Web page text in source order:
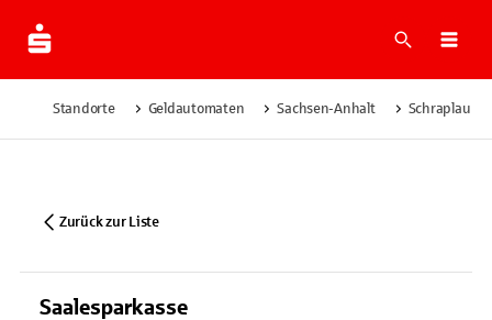
Suche
Standorte Geldautomaten Sachsen-Anhalt Schraplau
Zurück zur Liste
Saalesparkasse